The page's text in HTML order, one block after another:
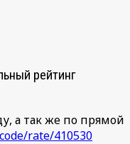
рейтинг
а так же по прямой
rate/410530